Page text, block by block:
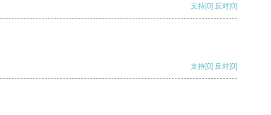
支持[0] 反对[0]
支持[0] 反对[0]